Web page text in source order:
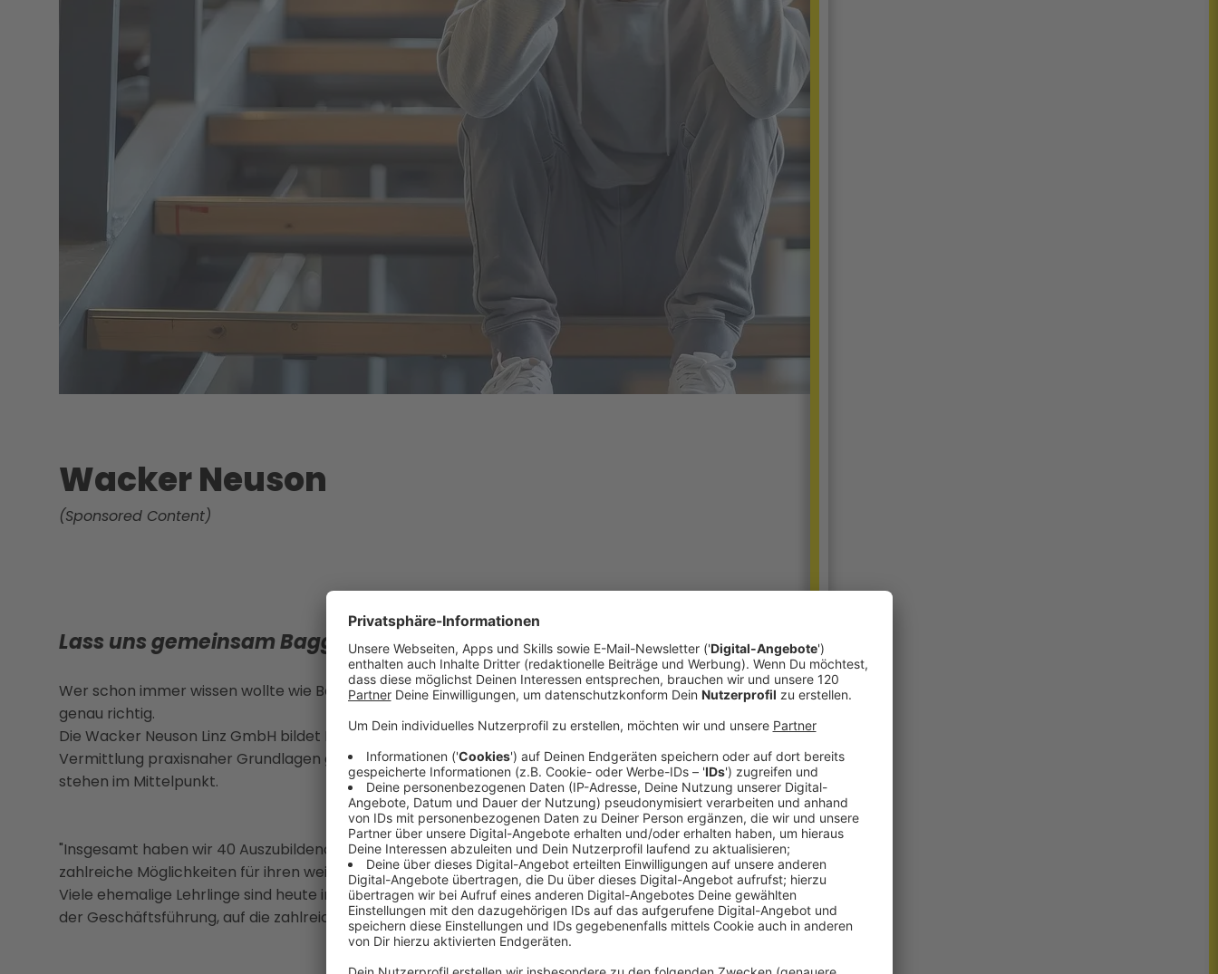
Wacker Neuson
(Sponsored Content)
Lass uns gemeinsam Bagger bauen!
Wer schon immer wissen wollte wie Bagger gebaut werden, ist bei Wacker Neuson in Hörsching
genau richtig.
Die Wacker Neuson Linz GmbH bildet Lehrlinge in acht verschiedenen Berufen aus. Die
Vermittlung praxisnaher Grundlagen gepaart mit frühzeitiger Einbindung in das Tagesgeschehen
stehen im Mittelpunkt.
"Insgesamt haben wir 40 Auszubildende in Hörsching. Nach Beendigung der Lehrzeit stehen ihnen
zahlreiche Möglichkeiten für ihren weiteren beruflichen Weg bei Wacker Neuson offen.
Viele ehemalige Lehrlinge sind heute in Führungspositionen tätig.“, weist Stefan Bogner, Sprecher
der Geschäftsführung, auf die zahlreichen Berufs- und Karrierechancen im Unternehmen hin.